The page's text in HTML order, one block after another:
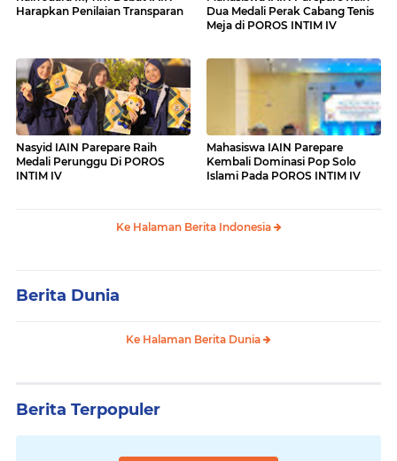
Harapkan Penilaian Transparan
Dua Medali Perak Cabang Tenis
Meja di POROS INTIM IV
Nasyid IAIN Parepare Raih
Medali Perunggu Di POROS
INTIM IV
Mahasiswa IAIN Parepare
Kembali Dominasi Pop Solo
Islami Pada POROS INTIM IV
Ke Halaman Berita Indonesia
Berita Dunia
Ke Halaman Berita Dunia
Berita Terpopuler